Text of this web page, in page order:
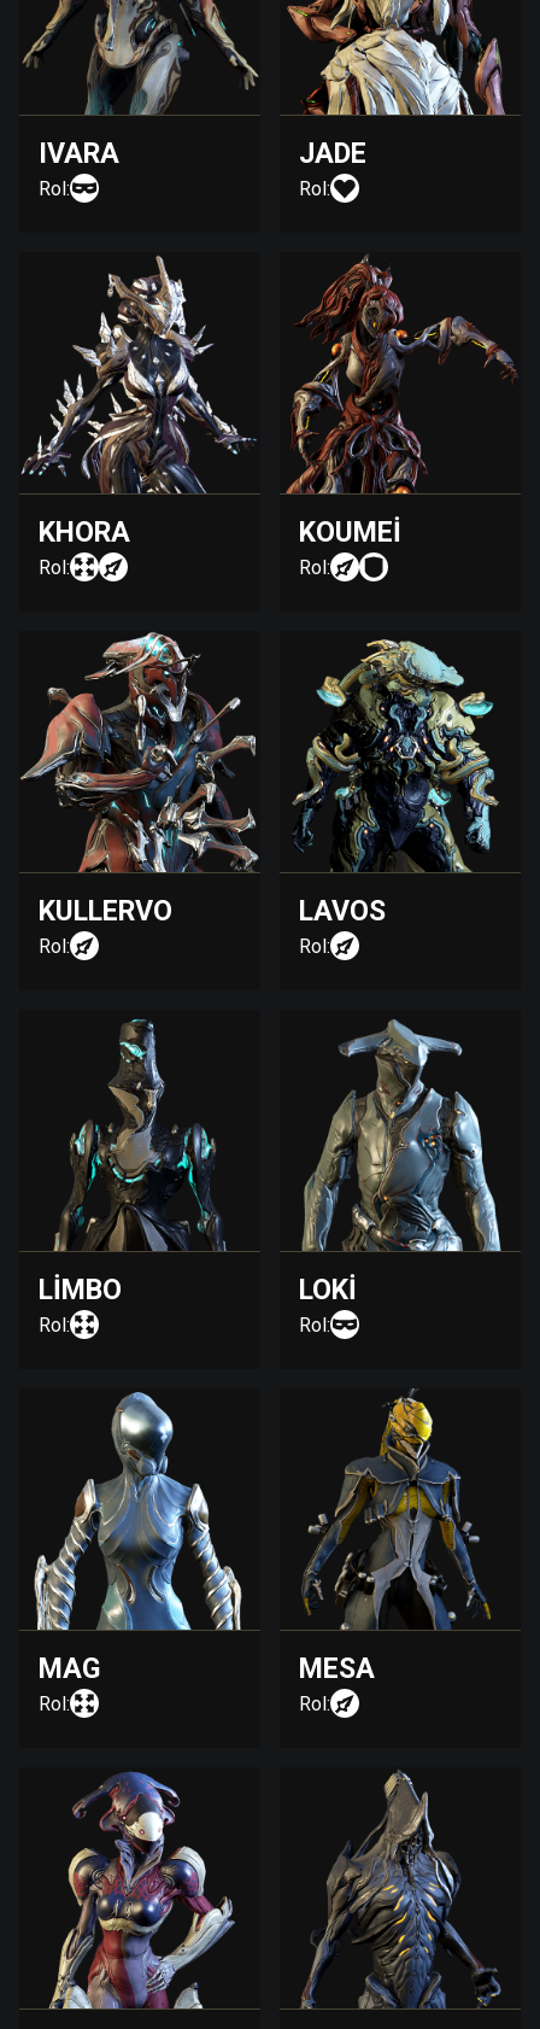
IVARA
Rol:
JADE
Rol:
KHORA
Rol:
KOUMEI
Rol:
KULLERVO
Rol:
LAVOS
Rol:
LIMBO
Rol:
LOKI
Rol:
MAG
Rol:
MESA
Rol: